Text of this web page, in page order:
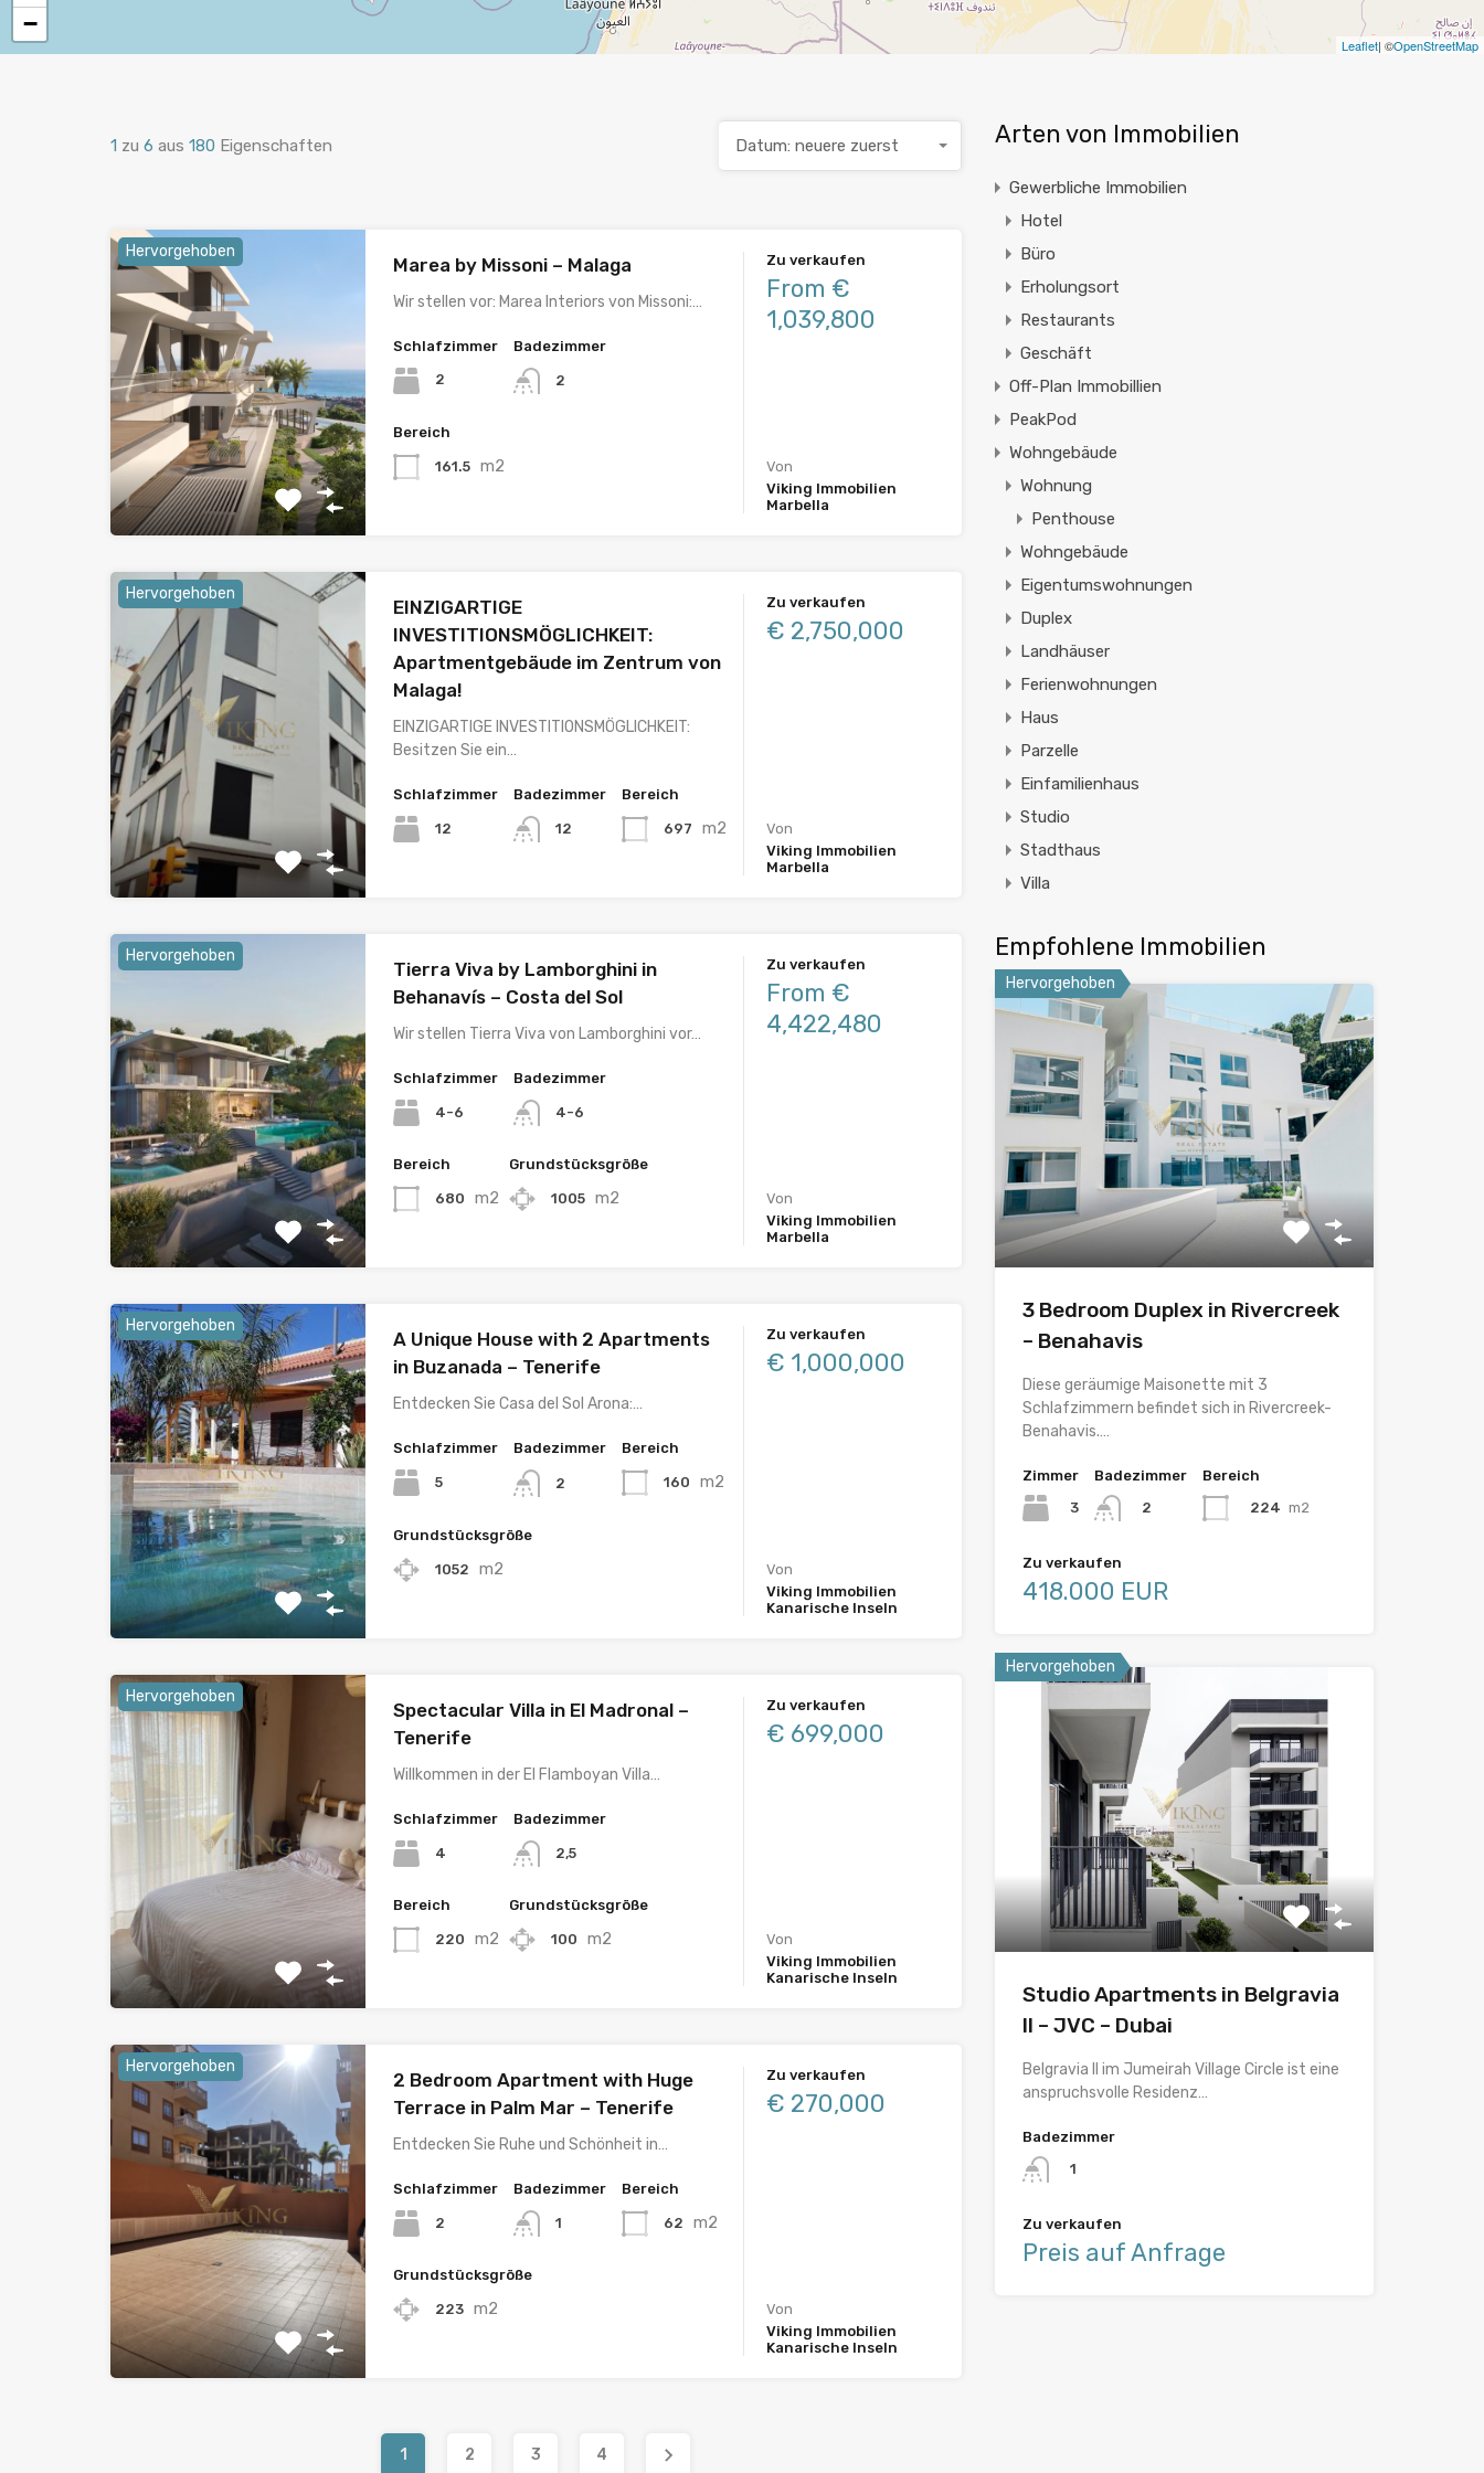
−
Leaflet| ©OpenStreetMap
1 zu 6 aus 180 Eigenschaften Datum: neuere zuerst
Hervorgehoben
Marea by Missoni – Malaga
Wir stellen vor: Marea Interiors von Missoni:…
Schlafzimmer
2
Badezimmer
2
Bereich
161.5 m2
Zu verkaufen
From €
1,039,800
Von
Viking Immobilien
Marbella
Hervorgehoben
EINZIGARTIGE
INVESTITIONSMÖGLICHKEIT:
Apartmentgebäude im Zentrum von
Malaga!
EINZIGARTIGE INVESTITIONSMÖGLICHKEIT:
Besitzen Sie ein…
Schlafzimmer
12
Badezimmer
12
Bereich
697 m2
Zu verkaufen
€ 2,750,000
Von
Viking Immobilien
Marbella
Hervorgehoben
Tierra Viva by Lamborghini in
Behanavís – Costa del Sol
Wir stellen Tierra Viva von Lamborghini vor…
Schlafzimmer
4-6
Badezimmer
4-6
Bereich
680 m2
Grundstücksgröße
1005 m2
Zu verkaufen
From €
4,422,480
Von
Viking Immobilien
Marbella
Hervorgehoben
A Unique House with 2 Apartments
in Buzanada – Tenerife
Entdecken Sie Casa del Sol Arona:…
Schlafzimmer
5
Badezimmer
2
Bereich
160 m2
Grundstücksgröße
1052 m2
Zu verkaufen
€ 1,000,000
Von
Viking Immobilien
Kanarische Inseln
Hervorgehoben
Spectacular Villa in El Madronal –
Tenerife
Willkommen in der El Flamboyan Villa…
Schlafzimmer
4
Badezimmer
2,5
Bereich
220 m2
Grundstücksgröße
100 m2
Zu verkaufen
€ 699,000
Von
Viking Immobilien
Kanarische Inseln
Hervorgehoben
2 Bedroom Apartment with Huge
Terrace in Palm Mar – Tenerife
Entdecken Sie Ruhe und Schönheit in…
Schlafzimmer
2
Badezimmer
1
Bereich
62 m2
Grundstücksgröße
223 m2
Zu verkaufen
€ 270,000
Von
Viking Immobilien
Kanarische Inseln
1 2 3 4
Arten von Immobilien
Gewerbliche Immobilien
Hotel
Büro
Erholungsort
Restaurants
Geschäft
Off-Plan Immobillien
PeakPod
Wohngebäude
Wohnung
Penthouse
Wohngebäude
Eigentumswohnungen
Duplex
Landhäuser
Ferienwohnungen
Haus
Parzelle
Einfamilienhaus
Studio
Stadthaus
Villa
Empfohlene Immobilien
Hervorgehoben
3 Bedroom Duplex in Rivercreek
– Benahavis
Diese geräumige Maisonette mit 3
Schlafzimmern befindet sich in Rivercreek-
Benahavis.…
Zimmer
3
Badezimmer
2
Bereich
224 m2
Zu verkaufen
418.000 EUR
Hervorgehoben
Studio Apartments in Belgravia
II – JVC – Dubai
Belgravia II im Jumeirah Village Circle ist eine
anspruchsvolle Residenz…
Badezimmer
1
Zu verkaufen
Preis auf Anfrage